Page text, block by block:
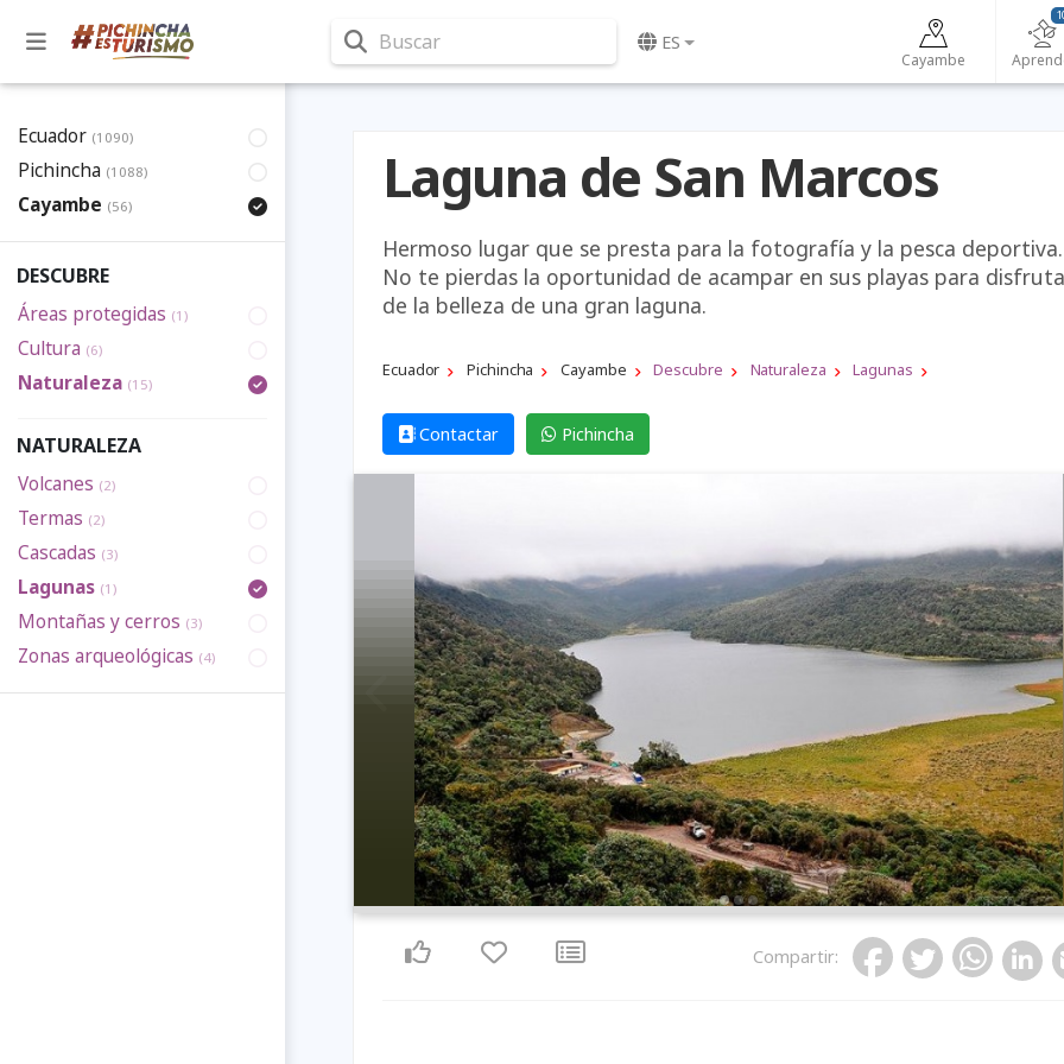
Buscar ES
Cayambe
Ecuador (1090)
Pichincha (1088)
Cayambe (56)
DESCUBRE
Áreas protegidas (1)
Cultura (6)
Naturaleza (15)
NATURALEZA
Volcanes (2)
Termas (2)
Cascadas (3)
Lagunas (1)
Montañas y cerros (3)
Zonas arqueológicas (4)
Laguna de San Marcos
Hermoso lugar que se presta para la fotografía y la pesca deportiva.
No te pierdas la oportunidad de acampar en sus playas para
de la belleza de una gran laguna.
Ecuador Pichincha Cayambe Descubre Naturaleza Lagunas
Contactar Pichincha
Previous
Compartir: